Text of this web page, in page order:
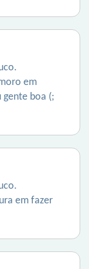
em
gente boa (;
em fazer